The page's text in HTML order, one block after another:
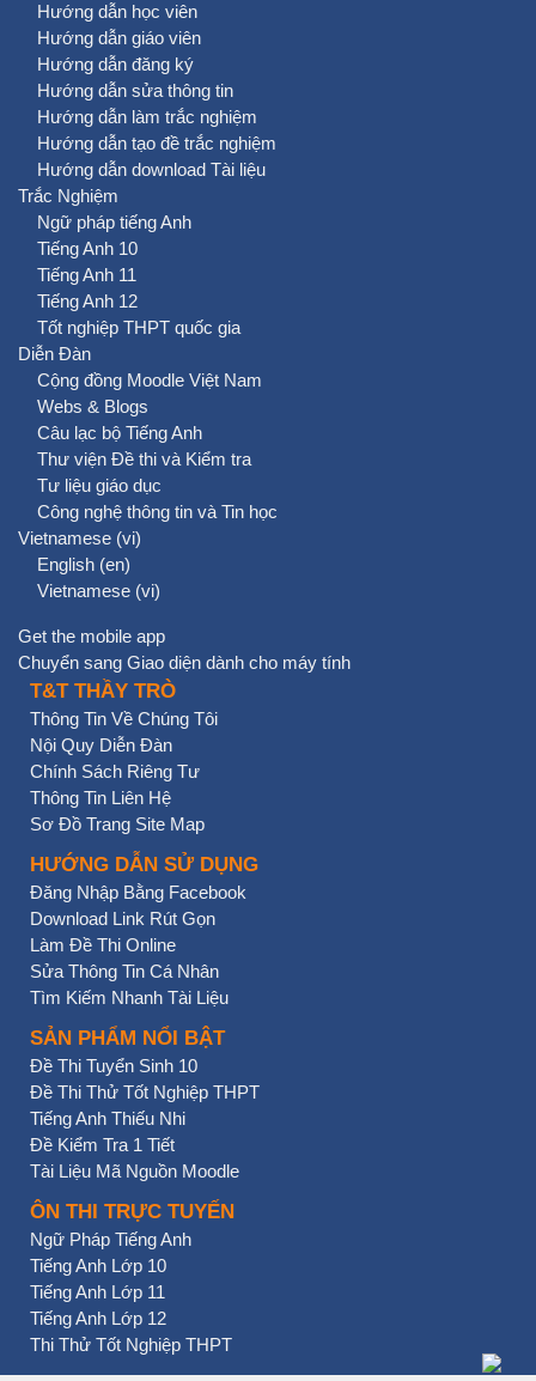
Hướng dẫn học viên
Hướng dẫn giáo viên
Hướng dẫn đăng ký
Hướng dẫn sửa thông tin
Hướng dẫn làm trắc nghiệm
Hướng dẫn tạo đề trắc nghiệm
Hướng dẫn download Tài liệu
Trắc Nghiệm
Ngữ pháp tiếng Anh
Tiếng Anh 10
Tiếng Anh 11
Tiếng Anh 12
Tốt nghiệp THPT quốc gia
Diễn Đàn
Cộng đồng Moodle Việt Nam
Webs & Blogs
Câu lạc bộ Tiếng Anh
Thư viện Đề thi và Kiểm tra
Tư liệu giáo dục
Công nghệ thông tin và Tin học
Vietnamese ‎(vi)‎
English ‎(en)‎
Vietnamese ‎(vi)‎
Get the mobile app
Chuyển sang Giao diện dành cho máy tính
T&T THẦY TRÒ
Thông Tin Về Chúng Tôi
Nội Quy Diễn Đàn
Chính Sách Riêng Tư
Thông Tin Liên Hệ
Sơ Đồ Trang Site Map
HƯỚNG DẪN SỬ DỤNG
Đăng Nhập Bằng Facebook
Download Link Rút Gọn
Làm Đề Thi Online
Sửa Thông Tin Cá Nhân
Tìm Kiếm Nhanh Tài Liệu
SẢN PHẨM NỔI BẬT
Đề Thi Tuyển Sinh 10
Đề Thi Thử Tốt Nghiệp THPT
Tiếng Anh Thiếu Nhi
Đề Kiểm Tra 1 Tiết
Tài Liệu Mã Nguồn Moodle
ÔN THI TRỰC TUYẾN
Ngữ Pháp Tiếng Anh
Tiếng Anh Lớp 10
Tiếng Anh Lớp 11
Tiếng Anh Lớp 12
Thi Thử Tốt Nghiệp THPT